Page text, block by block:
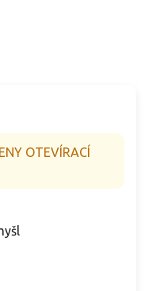
OTEVÍRACÍ